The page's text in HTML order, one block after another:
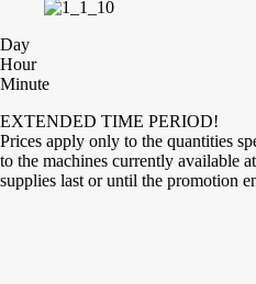
Day
Hour
Minute
EXTENDED TIME PERIOD!
Prices apply only to the quantities
to the machines currently available
supplies last or until the promotion